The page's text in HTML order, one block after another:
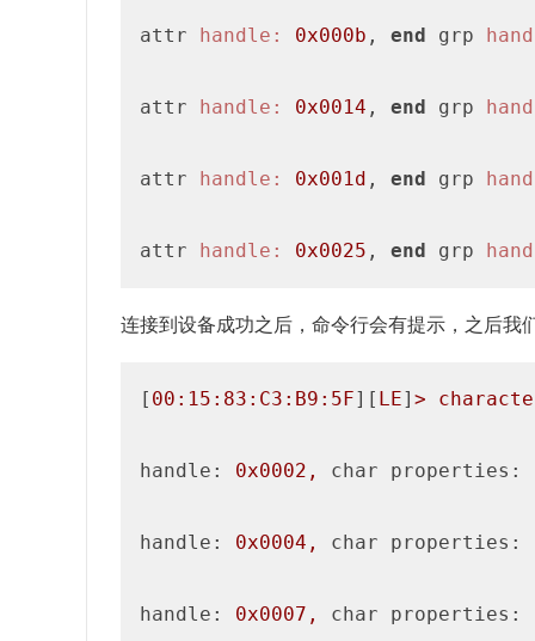
attr handle: 0x000b , end grp
attr handle: 0x0014 , end grp
attr handle: 0x001d , end grp
attr handle: 0x0025 , end grp
连接到设备成功之后，命令行会有提示，之后我
[ 00 :15:83:C3:B9:5F][ LE] >
handle: 0x0002 , char properties:
handle: 0x0004 , char properties:
handle: 0x0007 , char properties: